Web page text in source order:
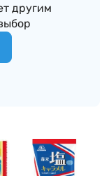
другим